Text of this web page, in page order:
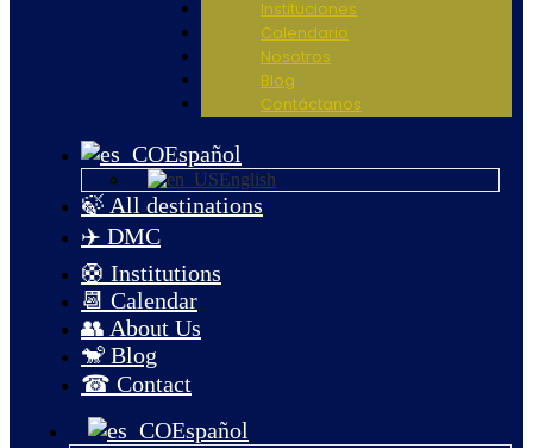
Instituciones
Calendario
Nosotros
Blog
Contáctanos
Español
English
🍃 All destinations
✈️ DMC
🛟 Institutions
📆 Calendar
👥 About Us
🐒 Blog
☎ Contact
Español